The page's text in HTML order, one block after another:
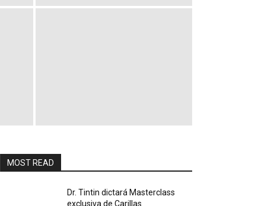
MOST READ
Dr. Tintin dictará Masterclass
exclusiva de Carillas